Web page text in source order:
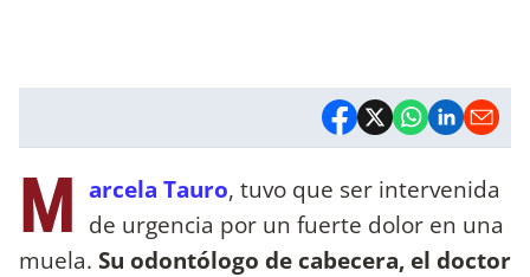
M arcela Tauro, tuvo que ser intervenida
de urgencia por un fuerte dolor en una
muela. Su odontólogo de cabecera, el doctor